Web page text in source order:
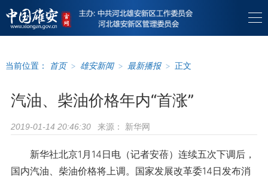
当前位置： 首页 > 雄安新闻 > 最新播报 > 正文
汽油、柴油价格年内“首涨”
2019-01-14 20:46:30 来源： 新华网
新华社北京1月14日电（记者安蓓）连续五次下调后，
国内汽油、柴油价格将上调。国家发展改革委14日发布消